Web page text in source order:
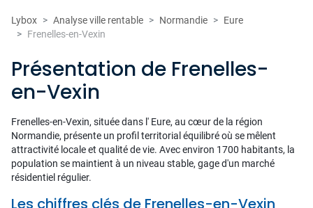
Lybox Analyse ville rentable Normandie
Eure
Frenelles-en-Vexin
Présentation de Frenelles-
en-Vexin
Frenelles-en-Vexin, située dans l' Eure, au cœur de la région
Normandie, présente un profil territorial équilibré où se mêlent
attractivité locale et qualité de vie. Avec environ 1700 habitants, la
population se maintient à un niveau stable, gage d'un marché
résidentiel régulier.
Les chiffres clés de Frenelles-en-Vexin